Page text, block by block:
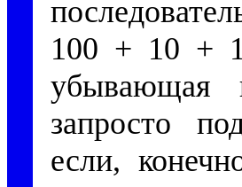
100 + 10 +
убывающая
запросто
если,